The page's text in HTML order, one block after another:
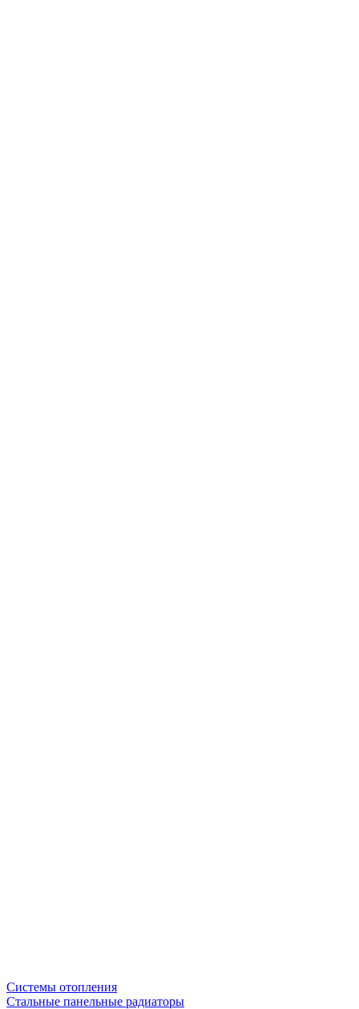
Системы отопления
Стальные панельные радиаторы